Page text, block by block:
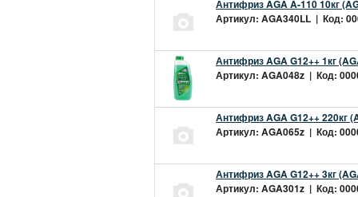
Антифриз AGA A-110 10кг
Артикул: AGA340LL | Код:
Антифриз AGA G12++ 1кг
Артикул: AGA048z | Код:
Антифриз AGA G12++ 220кг
Артикул: AGA065z | Код:
Антифриз AGA G12++ 3кг
Артикул: AGA301z | Код: